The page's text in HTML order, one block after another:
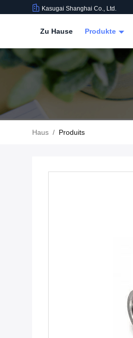
Kasugai Shanghai Co., Ltd.
Zu Hause Produkte
Haus / Produits